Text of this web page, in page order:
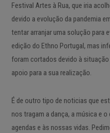
Festival Artes à Rua, que iria
devido a evolução da pandemia
tentar arranjar uma solução para
edição do Ethno Portugal, mas
foram cortados devido à
apoio para a sua realização.
É de outro tipo de noticias que
nos tragam a dança, a música e
agendas e às nossas vidas.